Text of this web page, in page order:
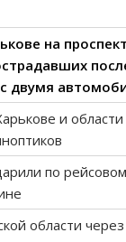
на
двумя
и
по
области